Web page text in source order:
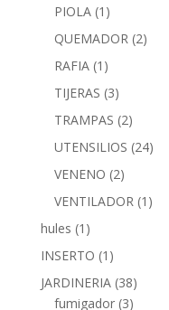
PIOLA (1)
QUEMADOR (2)
RAFIA (1)
TIJERAS (3)
TRAMPAS (2)
UTENSILIOS (24)
VENENO (2)
VENTILADOR (1)
hules (1)
INSERTO (1)
JARDINERIA (38)
fumigador (3)